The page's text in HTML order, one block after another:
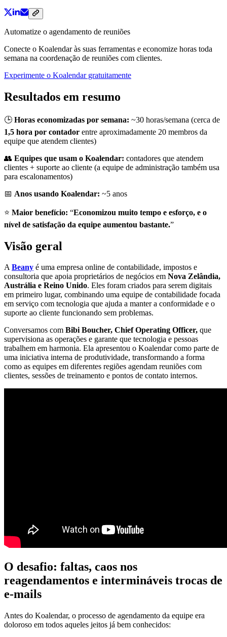
Automatize o agendamento de reuniões
Conecte o Koalendar às suas ferramentas e economize horas toda
semana na coordenação de reuniões com clientes.
Experimente o Koalendar gratuitamente
Resultados em resumo
🕒 Horas economizadas por semana: ~30 horas/semana (cerca de
1,5 hora por contador entre aproximadamente 20 membros da
equipe que atendem clientes)
👥 Equipes que usam o Koalendar: contadores que atendem
clientes + suporte ao cliente (a equipe de administração também usa
para escalonamentos)
📅 Anos usando Koalendar: ~5 anos
⭐ Maior benefício: “Economizou muito tempo e esforço, e o
nível de satisfação da equipe aumentou bastante.”
Visão geral
ABeany é uma empresa online de contabilidade, impostos e
consultoria que apoia proprietários de negócios em Nova Zelândia,
Austrália e Reino Unido. Eles foram criados para serem digitais
em primeiro lugar, combinando uma equipe de contabilidade focada
em serviço com tecnologia que ajuda a manter a conformidade e o
suporte ao cliente funcionando sem problemas.
Conversamos com Bibi Boucher, Chief Operating Officer, que
supervisiona as operações e garante que tecnologia e pessoas
trabalhem em harmonia. Ela apresentou o Koalendar como parte de
uma iniciativa interna de produtividade, transformando a forma
como as equipes em diferentes regiões agendam reuniões com
clientes, sessões de treinamento e pontos de contato internos.
O desafio: faltas, caos nos
reagendamentos e intermináveis trocas de
e-mails
Antes do Koalendar, o processo de agendamento da equipe era
doloroso em todos aqueles jeitos já bem conhecidos: